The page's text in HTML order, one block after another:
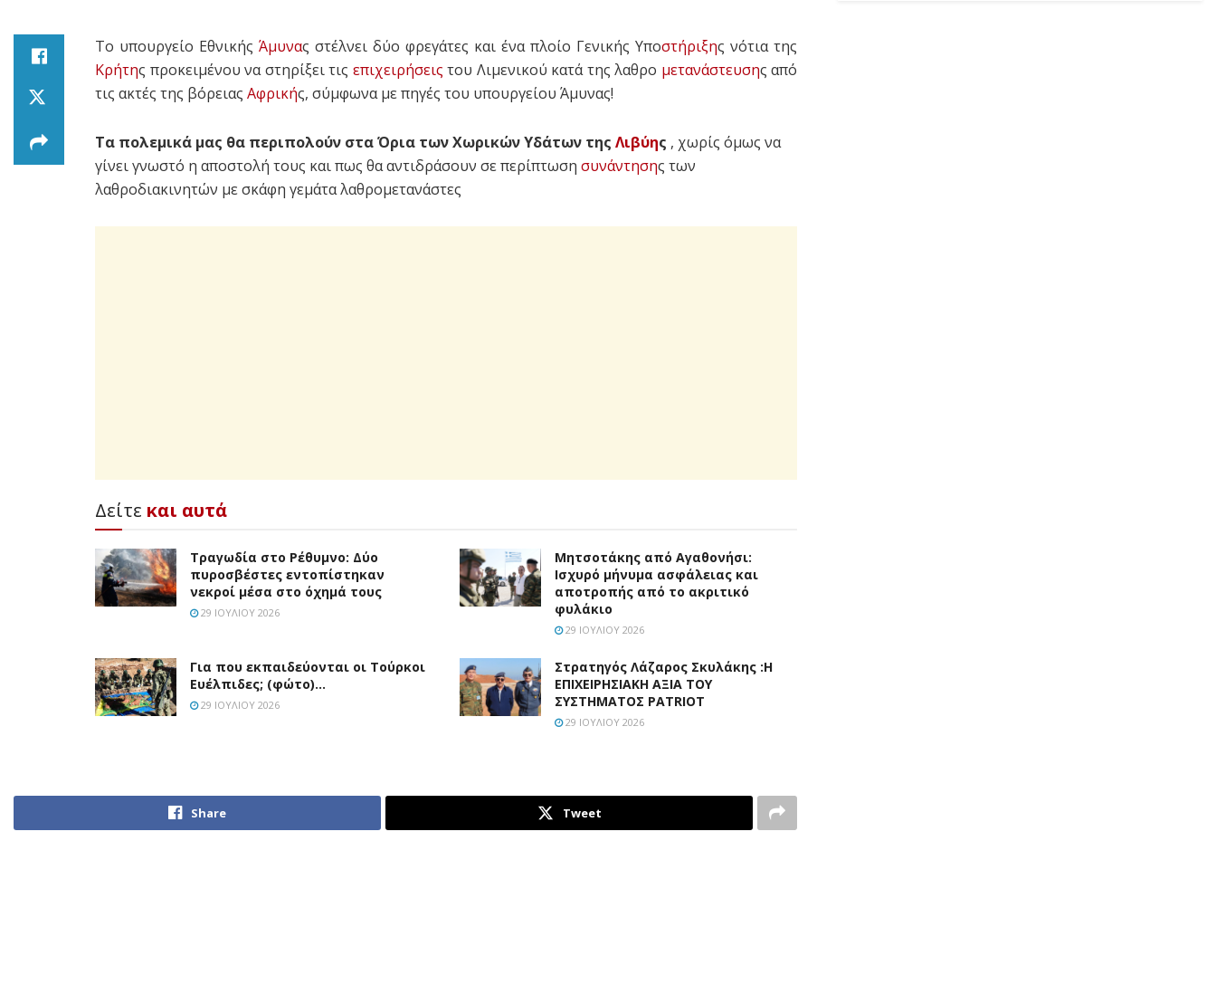
Το υπουργείο Εθνικής Άμυνας στέλνει δύο φρεγάτες και ένα πλοίο Γενικής Υποστήριξης νότια της
Κρήτης προκειμένου να στηρίξει τις επιχειρήσεις του Λιμενικού κατά της λαθρο μετανάστευσης από
τις ακτές της βόρειας Αφρικής, σύμφωνα με πηγές του υπουργείου Άμυνας!
Τα πολεμικά μας θα περιπολούν στα Όρια των Χωρικών Υδάτων της Λιβύης , χωρίς όμως να
γίνει γνωστό η αποστολή τους και πως θα αντιδράσουν σε περίπτωση συνάντησης των
λαθροδιακινητών με σκάφη γεμάτα λαθρομετανάστες
Δείτε και αυτά
Τραγωδία στο Ρέθυμνο: Δύο
πυροσβέστες εντοπίστηκαν
νεκροί μέσα στο όχημά τους
29 ΙΟΥΛΊΟΥ 2026
Μητσοτάκης από Αγαθονήσι:
Ισχυρό μήνυμα ασφάλειας και
αποτροπής από το ακριτικό
φυλάκιο
29 ΙΟΥΛΊΟΥ 2026
Για που εκπαιδεύονται οι Τούρκοι
Ευέλπιδες; (φώτο)…
29 ΙΟΥΛΊΟΥ 2026
Στρατηγός Λάζαρος Σκυλάκης :Η
ΕΠΙΧΕΙΡΗΣΙΑΚΗ ΑΞΙΑ ΤΟΥ
ΣΥΣΤΗΜΑΤΟΣ PATRIOT
29 ΙΟΥΛΊΟΥ 2026
Share Tweet